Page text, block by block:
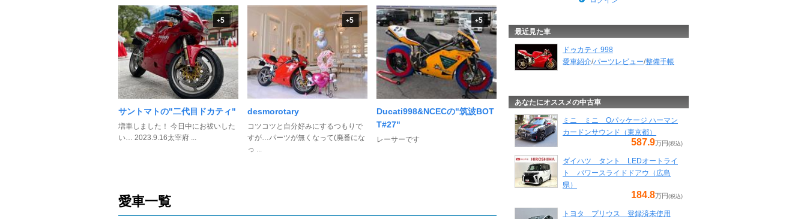
+5
サントマトの"二代目ドカティ"
増車しました！ 今日中にお祓いした
い… 2023.9.16太宰府 ...
+5
desmorotary
コツコツと自分好みにするつもりで
すが…パーツが無くなって(廃番にな
っ ...
+5
Ducati998&NCECの"筑波BOT
T#27"
レーサーです
愛車一覧
最近見た車
ドゥカティ 998
愛車紹介/パーツレビュー/整備手帳
あなたにオススメの中古車
ミニ ミニ Oパッケージ ハーマン
カードンサウンド（東京都）
587.9万円 (税込)
ダイハツ タント LEDオートライ
ト パワースライドドアウ（広島
県）
184.8万円 (税込)
トヨタ プリウス 登録済未使用